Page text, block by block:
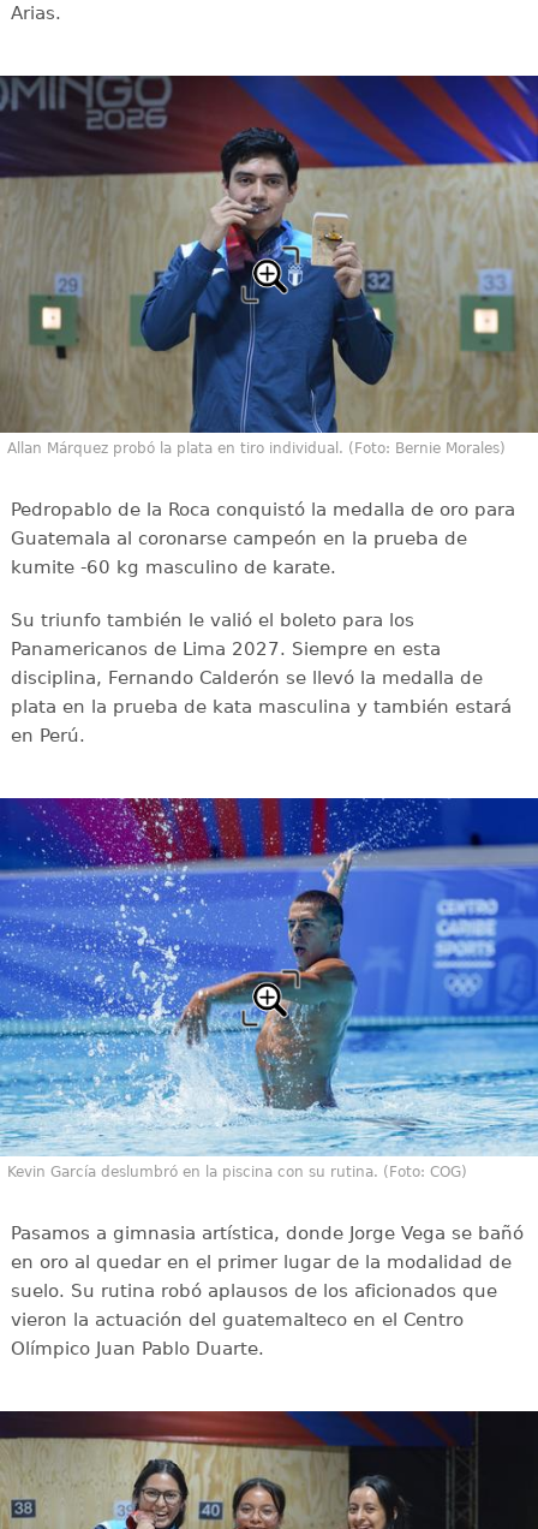
Arias.
Allan Márquez probó la plata en tiro individual. (Foto: Bernie Morales)
Pedropablo de la Roca conquistó la medalla de oro para
Guatemala al coronarse campeón en la prueba de
kumite -60 kg masculino de karate.
Su triunfo también le valió el boleto para los
Panamericanos de Lima 2027. Siempre en esta
disciplina, Fernando Calderón se llevó la medalla de
plata en la prueba de kata masculina y también estará
en Perú.
Kevin García deslumbró en la piscina con su rutina. (Foto: COG)
Pasamos a gimnasia artística, donde Jorge Vega se bañó
en oro al quedar en el primer lugar de la modalidad de
suelo. Su rutina robó aplausos de los aficionados que
vieron la actuación del guatemalteco en el Centro
Olímpico Juan Pablo Duarte.